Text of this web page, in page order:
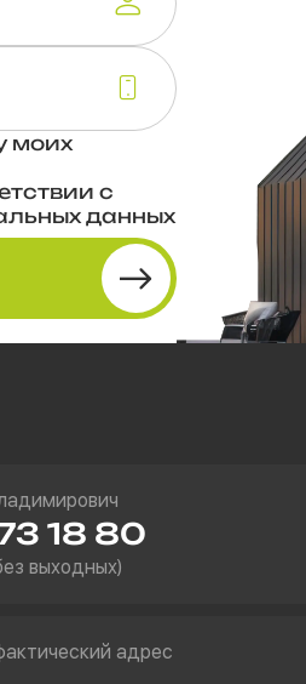
моих
с
данных
18 80
выходных)
адрес